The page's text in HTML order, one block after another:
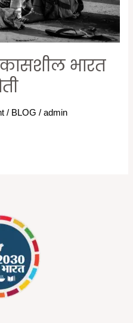
भारत
/ BLOG / admin